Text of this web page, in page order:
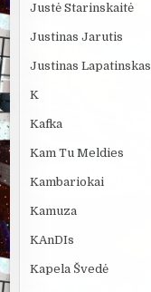
Justė Starinskaitė
Justinas Jarutis
Justinas Lapatinskas
K
Kafka
Kam Tu Meldies
Kambariokai
Kamuza
KAnDIs
Kapela Švedė